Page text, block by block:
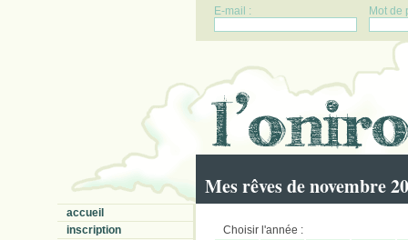
E-mail : Mot de
Mes rêves de novembre
accueil
inscription
Choisir l'année :